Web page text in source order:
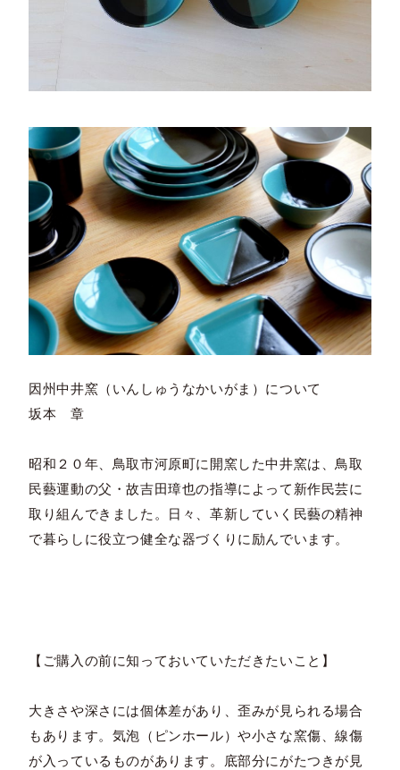
因州中井窯（いんしゅうなかいがま）について
坂本 章
昭和２０年、鳥取市河原町に開窯した中井窯は、鳥取
民藝運動の父・故吉田璋也の指導によって新作民芸に
取り組んできました。日々、革新していく民藝の精神
で暮らしに役立つ健全な器づくりに励んでいます。
【ご購入の前に知っておいていただきたいこと】
大きさや深さには個体差があり、歪みが見られる場合
もあります。気泡（ピンホール）や小さな窯傷、線傷
が入っているものがあります。底部分にがたつきが見